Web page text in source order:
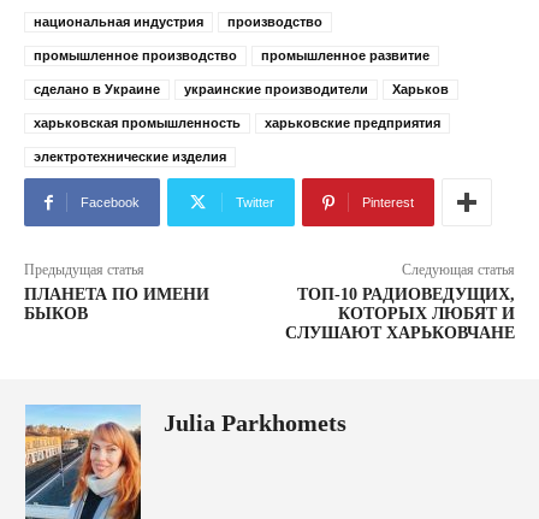
национальная индустрия производство
промышленное производство промышленное развитие
сделано в Украине украинские производители Харьков
харьковская промышленность харьковские предприятия
электротехнические изделия
Facebook Twitter Pinterest
Предыдущая статья
ПЛАНЕТА ПО ИМЕНИ
БЫКОВ
Следующая статья
ТОП-10 РАДИОВЕДУЩИХ,
КОТОРЫХ ЛЮБЯТ И
СЛУШАЮТ ХАРЬКОВЧАНЕ
Julia Parkhomets